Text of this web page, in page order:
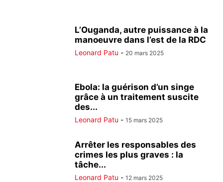
L’Ouganda, autre puissance à la
manoeuvre dans l’est de la RDC
Leonard Patu - 20 mars 2025
Ebola: la guérison d’un singe
grâce à un traitement suscite
des...
Leonard Patu - 15 mars 2025
Arrêter les responsables des
crimes les plus graves : la
tâche...
Leonard Patu - 12 mars 2025